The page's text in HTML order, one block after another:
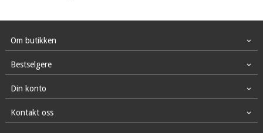
Om butikken
Bestselgere
Din konto
Kontakt oss